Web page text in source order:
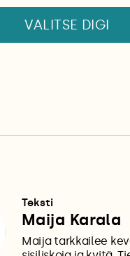
VALITSE DIGI
Teksti
Maija Karala
Maija tarkkailee